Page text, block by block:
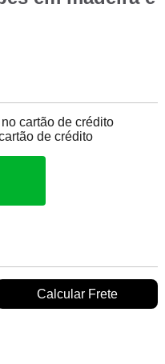
cartão de crédito
de crédito